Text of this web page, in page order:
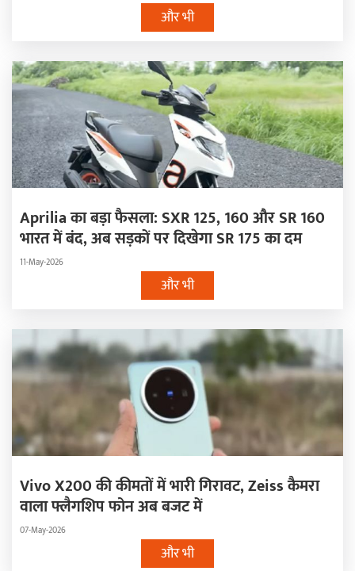
और भी
Aprilia का बड़ा फैसला: SXR 125, 160 और SR 160
भारत में बंद, अब सड़कों पर दिखेगा SR 175 का दम
11-May-2026
और भी
Vivo X200 की कीमतों में भारी गिरावट, Zeiss कैमरा
वाला फ्लैगशिप फोन अब बजट में
07-May-2026
और भी